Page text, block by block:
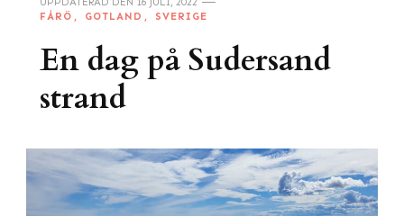
FÅRÖ
GOTLAND SVERIGE
En dag på Sudersand
strand